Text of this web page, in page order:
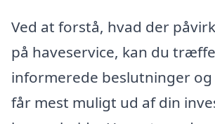
Ved at forstå, hvad der
på haveservice, kan du træffe
informerede beslutninger og
får mest muligt ud af din